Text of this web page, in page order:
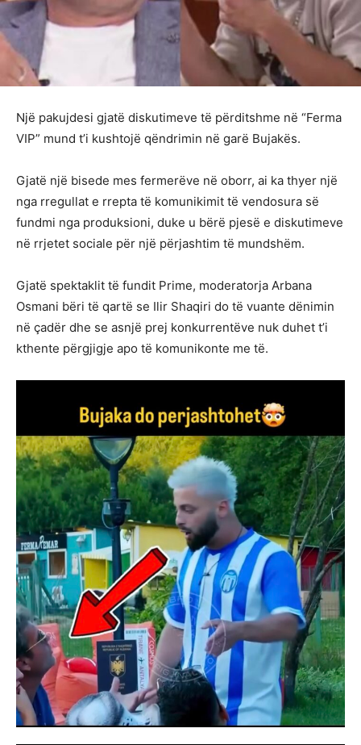
Një pakujdesi gjatë diskutimeve të përditshme në “Ferma
VIP” mund t’i kushtojë qëndrimin në garë Bujakës.
Gjatë një bisede mes fermerëve në oborr, ai ka thyer një
nga rregullat e rrepta të komunikimit të vendosura së
fundmi nga produksioni, duke u bërë pjesë e diskutimeve
në rrjetet sociale për një përjashtim të mundshëm.
Gjatë spektaklit të fundit Prime, moderatorja Arbana
Osmani bëri të qartë se Ilir Shaqiri do të vuante dënimin
në çadër dhe se asnjë prej konkurrentëve nuk duhet t’i
kthente përgjigje apo të komunikonte me të.